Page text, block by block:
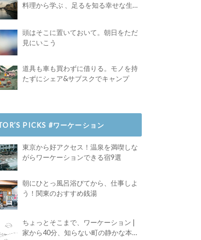
料理から学ぶ 、足るを知る幸せな生き
頭はそこに置いておいて。朝日をただ
見にいこう
道具も車も買わずに借りる。モノを持
たずにシェア&サブスクでキャンプ
PICKS #ワーケーション
東京から好アクセス！温泉を満喫しな
がらワーケーションできる宿9選
朝にひとっ風呂浴びてから、仕事しよ
う！関東のおすすめ銭湯
ちょっとそこまで、ワーケーション |
家から40分、知らない町の静かな本屋